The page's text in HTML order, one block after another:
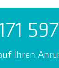
Ihren